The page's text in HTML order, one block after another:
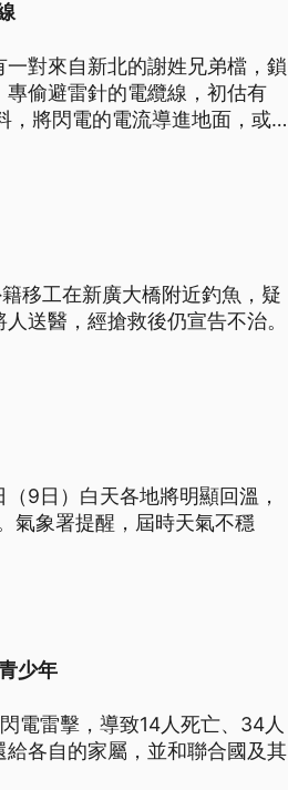
對來自新北的謝姓兄弟檔，鎖
偷避雷針的電纜線，初估有
，將閃電的電流導進地面，或
移工在新廣大橋附近釣魚，疑
送醫，經搶救後仍宣告不治。
9日）白天各地將明顯回溫，
氣象署提醒，屆時天氣不穩
少年
電雷擊，導致14人死亡、34人
各自的家屬，並和聯合國及其